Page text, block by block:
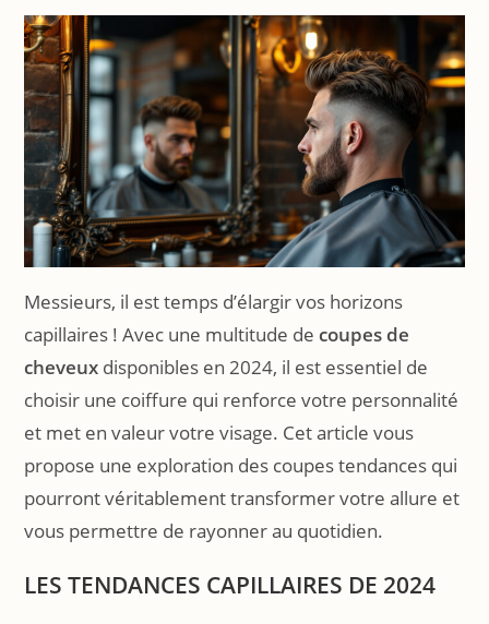
Messieurs, il est temps d’élargir vos horizons
capillaires ! Avec une multitude decoupes de
cheveux disponibles en 2024, il est essentiel de
choisir une coiffure qui renforce votre personnalité
et met en valeur votre visage. Cet article vous
propose une exploration des coupes tendances qui
pourront véritablement transformer votre allure et
vous permettre de rayonner au quotidien.
LES TENDANCES CAPILLAIRES DE 2024